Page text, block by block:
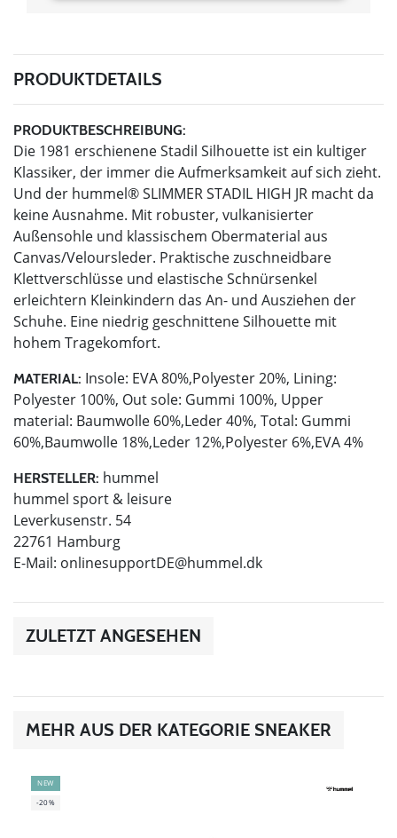
PRODUKTDETAILS
PRODUKTBESCHREIBUNG:
Die 1981 erschienene Stadil Silhouette ist ein kultiger
Klassiker, der immer die Aufmerksamkeit auf sich zieht.
Und der hummel® SLIMMER STADIL HIGH JR macht da
keine Ausnahme. Mit robuster, vulkanisierter
Außensohle und klassischem Obermaterial aus
Canvas/Veloursleder. Praktische zuschneidbare
Klettverschlüsse und elastische Schnürsenkel
erleichtern Kleinkindern das An- und Ausziehen der
Schuhe. Eine niedrig geschnittene Silhouette mit
hohem Tragekomfort.
MATERIAL: Insole: EVA 80%,Polyester 20%, Lining:
Polyester 100%, Out sole: Gummi 100%, Upper
material: Baumwolle 60%,Leder 40%, Total: Gummi
60%,Baumwolle 18%,Leder 12%,Polyester 6%,EVA 4%
HERSTELLER: hummel
hummel sport & leisure
Leverkusenstr. 54
22761 Hamburg
E-Mail: onlinesupportDE@hummel.dk
ZULETZT ANGESEHEN
MEHR AUS DER KATEGORIE SNEAKER
NEW
-20%